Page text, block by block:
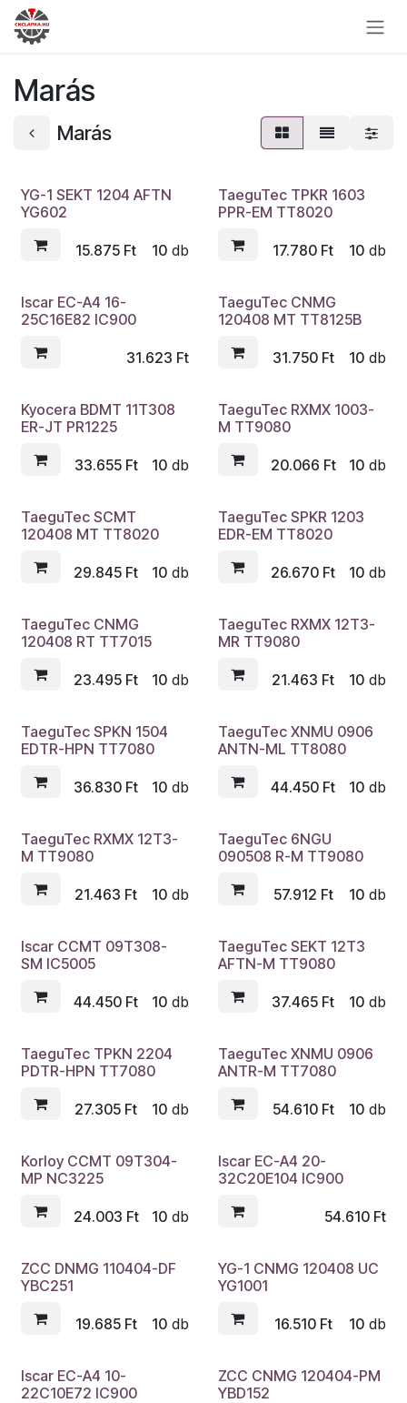
Skip to Content
Marás
Marás
YG-1 SEKT 1204 AFTN
YG602
15.875 Ft 10db
TaeguTec TPKR 1603
PPR-EM TT8020
17.780 Ft 10db
Iscar EC-A4 16-
25C16E82 IC900
31.623 Ft
TaeguTec CNMG
120408 MT TT8125B
31.750Ft 10db
Kyocera BDMT 11T308
ER-JT PR1225
33.655Ft 10db
TaeguTec RXMX 1003-
M TT9080
20.066 Ft 10db
TaeguTec SCMT
120408 MT TT8020
29.845 Ft 10db
TaeguTec SPKR 1203
EDR-EM TT8020
26.670 Ft 10db
TaeguTec CNMG
120408 RT TT7015
23.495 Ft 10db
TaeguTec RXMX 12T3-
MR TT9080
21.463 Ft 10db
TaeguTec SPKN 1504
EDTR-HPN TT7080
36.830 Ft 10db
TaeguTec XNMU 0906
ANTN-ML TT8080
44.450 Ft 10db
TaeguTec RXMX 12T3-
M TT9080
21.463 Ft 10db
TaeguTec 6NGU
090508 R-M TT9080
57.912 Ft 10db
Iscar CCMT 09T308-
SM IC5005
44.450 Ft 10db
TaeguTec SEKT 12T3
AFTN-M TT9080
37.465 Ft 10db
TaeguTec TPKN 2204
PDTR-HPN TT7080
27.305 Ft 10db
TaeguTec XNMU 0906
ANTR-M TT7080
54.610Ft 10db
Korloy CCMT 09T304-
MP NC3225
24.003 Ft 10db
Iscar EC-A4 20-
32C20E104 IC900
54.610Ft
ZCC DNMG 110404-DF
YBC251
19.685Ft 10db
YG-1 CNMG 120408 UC
YG1001
16.510Ft 10db
Iscar EC-A4 10-
22C10E72 IC900
ZCC CNMG 120404-PM
YBD152